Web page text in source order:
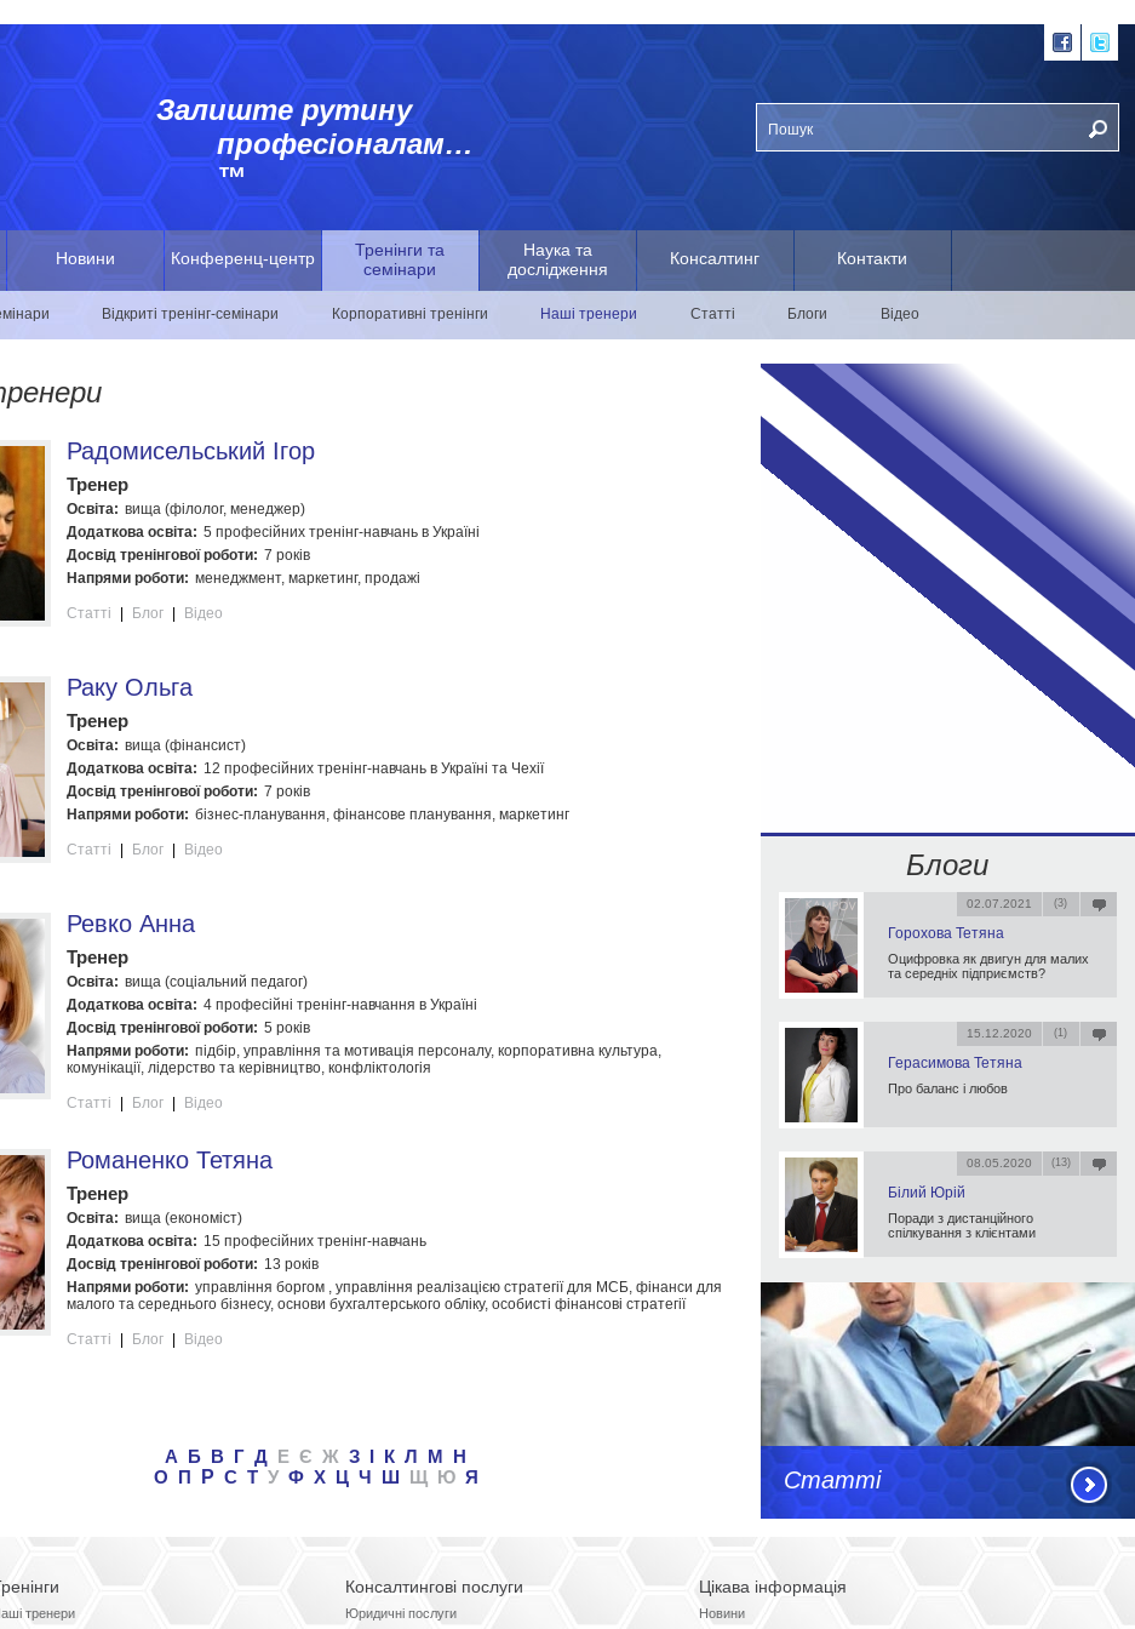
Новини Конференц-центр
Тренінги та
семінари
Наука та
дослідження
Консалтинг Контакти
Відкриті тренінг-семінари Корпоративні тренінги Наші тренери Статті Блоги Відео
Залиште рутину
професіоналам…
™
Радомисельський Ігор
Тренер
Освіта: вища (філолог, менеджер)
Додаткова освіта: 5 професійних тренінг-навчань в Україні
Досвід тренінгової роботи: 7 років
Напрями роботи: менеджмент, маркетинг, продажі
Статті Блог Відео
Раку Ольга
Тренер
Освіта: вища (фінансист)
Додаткова освіта: 12 професійних тренінг-навчань в Україні та Чехії
Досвід тренінгової роботи: 7 років
Напрями роботи: бізнес-планування, фінансове планування, маркетинг
Статті Блог Відео
Ревко Анна
Тренер
Освіта: вища (соціальний педагог)
Додаткова освіта: 4 професійні тренінг-навчання в Україні
Досвід тренінгової роботи: 5 років
Напрями роботи: підбір, управління та мотивація персоналу, корпоративна культура,
комунікації, лідерство та керівництво, конфліктологія
Статті Блог Відео
Романенко Тетяна
Тренер
Освіта: вища (економіст)
Додаткова освіта: 15 професійних тренінг-навчань
Досвід тренінгової роботи: 13 років
Напрями роботи: управління боргом , управління реалізацією стратегії для МСБ, фінанси для
малого та середнього бізнесу, основи бухгалтерського обліку, особисті фінансові стратегії
Статті Блог Відео
А Б В Г Д Е Є Ж З І К Л М Н
О П Р С Т У Ф Х Ц Ч Ш Щ Ю Я
Блоги
Горохова Тетяна
02.07.2021 (3)
Оцифровка як двигун для малих
та середніх підприємств?
Герасимова Тетяна
15.12.2020 (1)
Про баланс і любов
Білий Юрій
08.05.2020 (13)
Поради з дистанційного
спілкування з клієнтами
Статті
тренери
Консалтингові послуги
Юридичні послуги
Цікава інформація
Новини